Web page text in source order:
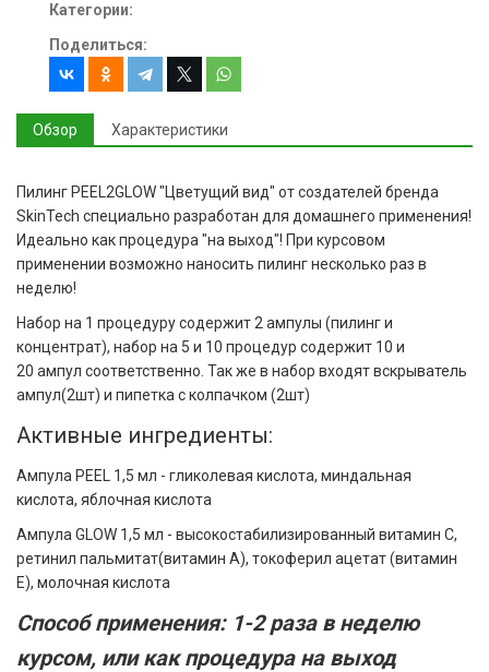
Категории:
Поделиться:
Обзор Характеристики
Пилинг PEEL2GLOW "Цветущий вид" от создателей бренда
SkinTech специально разработан для домашнего применения!
Идеально как процедура "на выход"! При курсовом
применении возможно наносить пилинг несколько раз в
неделю!
Набор на 1 процедуру содержит 2 ампулы (пилинг и
концентрат), набор на 5 и 10 процедур содержит 10 и
20 ампул соответственно. Так же в набор входят вскрыватель
ампул(2шт) и пипетка с колпачком (2шт)
Активные ингредиенты:
Ампула PEEL 1,5 мл - гликолевая кислота, миндальная
кислота, яблочная кислота
Ампула GLOW 1,5 мл - высокостабилизированный витамин С,
ретинил пальмитат(витамин А), токоферил ацетат (витамин
Е), молочная кислота
Способ применения: 1-2 раза в неделю
курсом, или как процедура на выход